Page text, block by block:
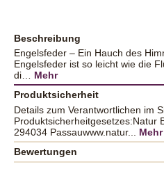
Beschreibung
Engelsfeder – Ein Hauch des
Engelsfeder ist so leicht wie die
di… Mehr
Produktsicherheit
Details zum Verantwortlichen im
Produktsicherheitgesetzes:Natur
294034 Passauwww.natur... Mehr
Bewertungen